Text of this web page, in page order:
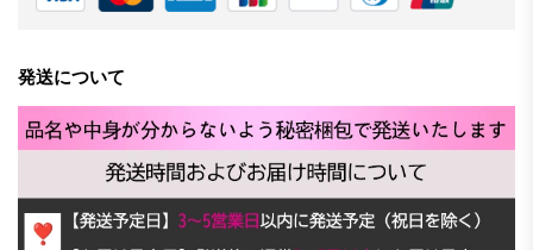
発送について